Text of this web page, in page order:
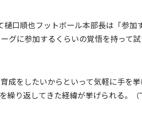
樋口順也フットボール本部長は「参
グに参加するくらいの覚悟を持って
成をしたいからといって気軽に手を
繰り返してきた経緯が挙げられる。